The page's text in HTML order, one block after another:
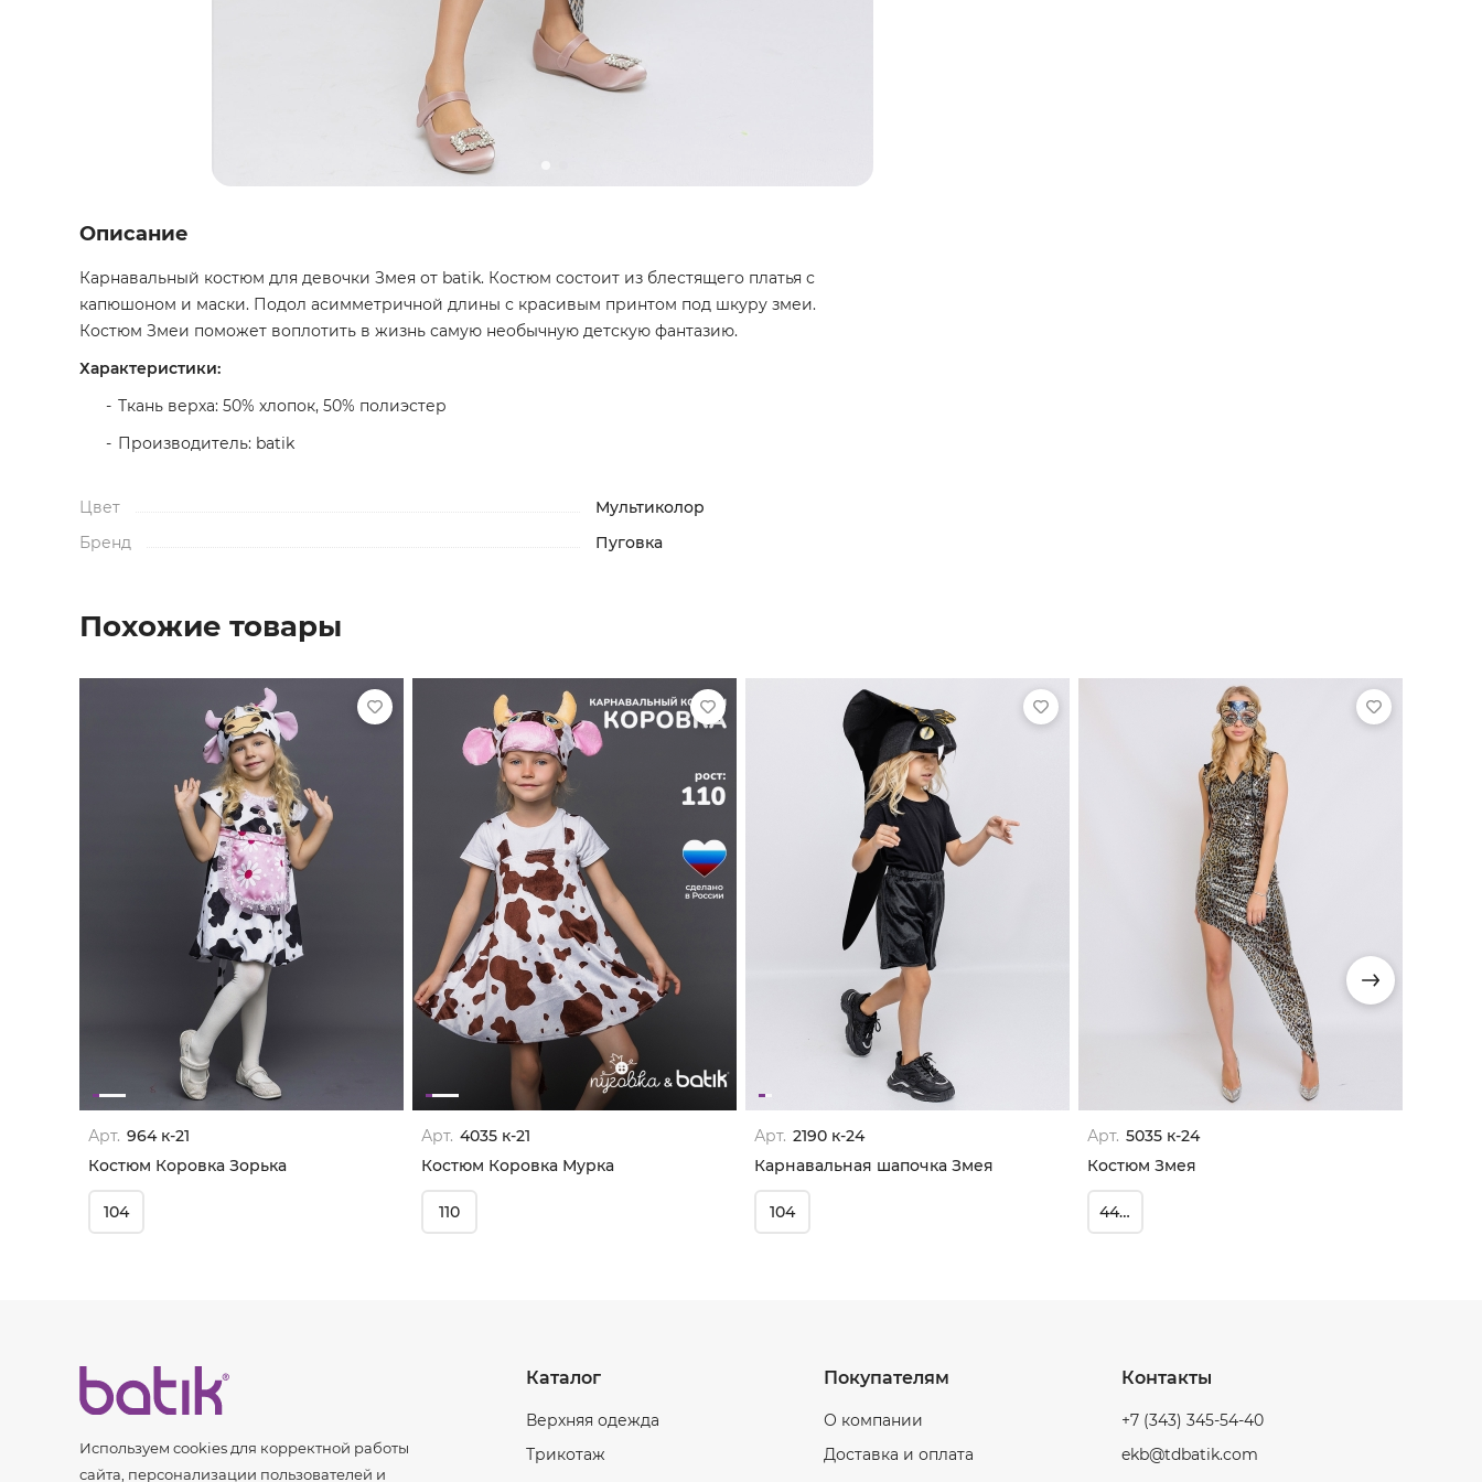
Описание
Карнавальный костюм для девочки Змея от batik. Костюм состоит из блестящего платья с
капюшоном и маски. Подол асимметричной длины с красивым принтом под шкуру змеи.
Костюм Змеи поможет воплотить в жизнь самую необычную детскую фантазию.
Характеристики:
Ткань верха: 50% хлопок, 50% полиэстер
Производитель: batik
Цвет
Мультиколор
Бренд
Пуговка
Похожие товары
Арт. 964 к-21
Костюм Коровка Зорька
104
Арт. 4035 к-21
Костюм Коровка Мурка
110
Арт. 2190 к-24
Карнавальная шапочка Змея
104
Арт. 5035 к-24
Костюм Змея
44/164
Используем cookies для корректной работы
сайта, персонализации пользователей и
Каталог
Верхняя одежда
Трикотаж
Покупателям
О компании
Доставка и оплата
Контакты
+7 (343) 345-54-40
ekb@tdbatik.com